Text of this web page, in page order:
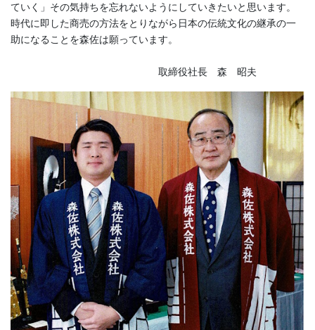
ていく」その気持ちを忘れないようにしていきたいと思います。
時代に即した商売の方法をとりながら日本の伝統文化の継承の一
助になることを森佐は願っています。
取締役社長 森 昭夫
◆奥能登あわせると「キリコ」の数は700本以上。キリコまつりや
勇壮な火祭りのほか、春に七尾では20トンと言われる巨大な山車が
曳かれる「青柏祭」が有名で、一般客も参加ができます。